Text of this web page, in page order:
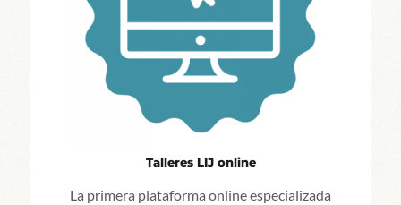
Talleres LIJ online
La primera plataforma online especializada